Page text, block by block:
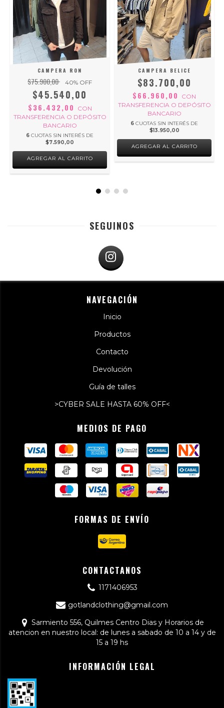
CAMPERA RON
$75.900,00 40% OFF
$45.540,00
$36.432,00
CON
TRANSFERENCIA O DEPÓSITO
BANCARIO
6 CUOTAS SIN INTERÉS DE
$7.590,00
AGREGAR AL CARRITO
CAMPERA BELICE
$83.700,00
$66.960,00
CON
TRANSFERENCIA O DEPÓSITO
BANCARIO
6 CUOTAS SIN INTERÉS DE
$13.950,00
AGREGAR AL CARRITO
SEGUINOS
NAVEGACIÓN
Inicio
Productos
Contacto
Devolución
Guía de talles
>CYBER SALE HASTA 60% OFF<
MEDIOS DE PAGO
FORMAS DE ENVÍO
CONTACTANOS
1171406953
gotlandclothing@gmail.com
Sarmiento 556, Quilmes Centro Dias y Horarios de
atencion en nuestro local: de lunes a sabado de 10 a 14 y de
15 a 19 hs
INFORMACIÓN LEGAL